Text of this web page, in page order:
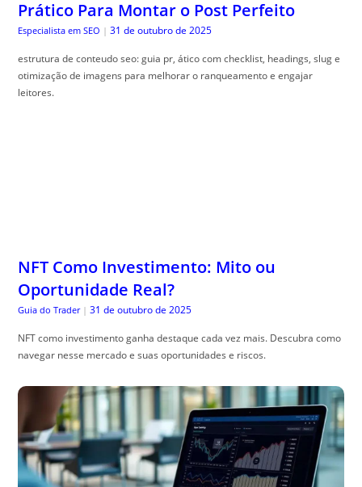
Prático Para Montar o Post Perfeito
Especialista em SEO | 31 de outubro de 2025
estrutura de conteudo seo: guia pr, ático com checklist, headings, slug e
otimização de imagens para melhorar o ranqueamento e engajar
leitores.
NFT Como Investimento: Mito ou
Oportunidade Real?
Guia do Trader | 31 de outubro de 2025
NFT como investimento ganha destaque cada vez mais. Descubra como
navegar nesse mercado e suas oportunidades e riscos.